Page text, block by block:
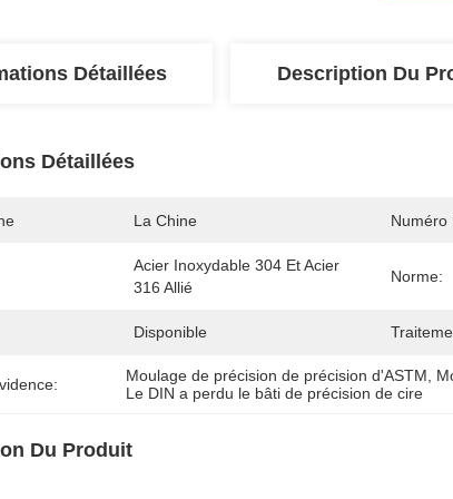
Détaillées Description Du
Détaillées
La Chine Numéro
Acier Inoxydable 304 Et Acier
316 Allié
Norme:
Disponible
Moulage de précision de précision d'ASTM
Le DIN a perdu le bâti de précision de cire
Du Produit